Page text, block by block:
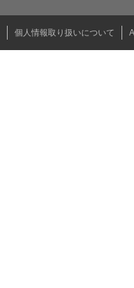
個人情報取り扱いについて